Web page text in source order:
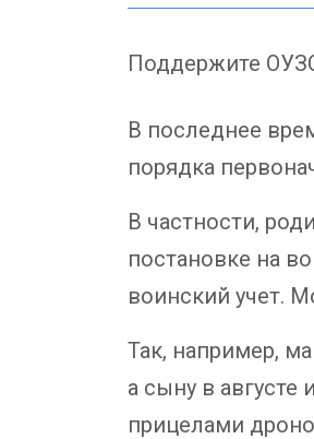
Поддержите
В последнее
порядка
В частности,
постановке на
воинский учет.
Так, например,
а сыну в августе
прицелами